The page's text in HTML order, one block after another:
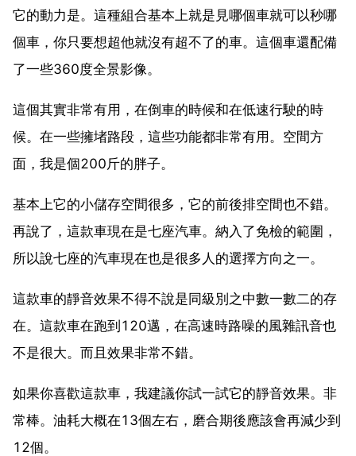
它的動力是。這種組合基本上就是見哪個車就可以秒哪
個車，你只要想超他就沒有超不了的車。這個車還配備
了一些360度全景影像。
這個其實非常有用，在倒車的時候和在低速行駛的時
候。在一些擁堵路段，這些功能都非常有用。空間方
面，我是個200斤的胖子。
基本上它的小儲存空間很多，它的前後排空間也不錯。
再說了，這款車現在是七座汽車。納入了免檢的範圍，
所以說七座的汽車現在也是很多人的選擇方向之一。
這款車的靜音效果不得不說是同級別之中數一數二的存
在。這款車在跑到120邁，在高速時路噪的風雜訊音也
不是很大。而且效果非常不錯。
如果你喜歡這款車，我建議你試一試它的靜音效果。非
常棒。油耗大概在13個左右，磨合期後應該會再減少到
12個。